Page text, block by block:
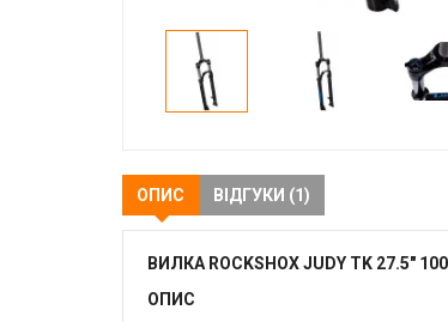
ОПИС ВІДГУКИ (1)
ВИЛКА ROCKSHOX JUDY TK 27.5"
ОПИС